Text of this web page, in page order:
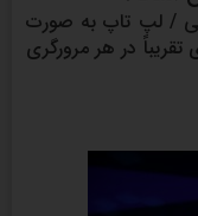
/ لپ تاپ به صورت
در هر مرورگری